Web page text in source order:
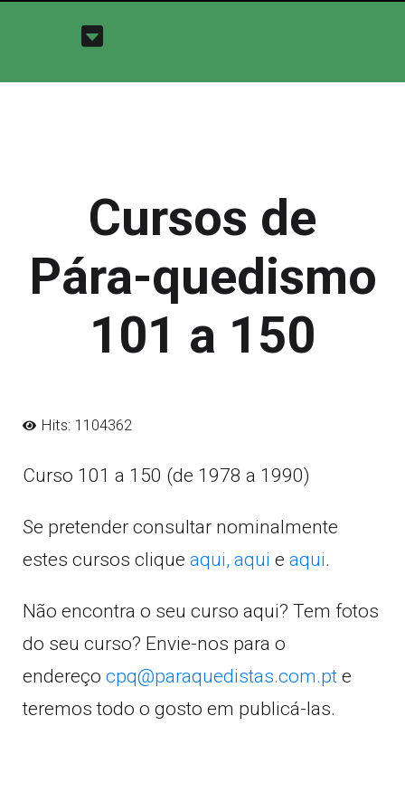
Cursos de
Pára-quedismo
101 a 150
Hits: 1104362
Curso 101 a 150 (de 1978 a 1990)
Se pretender consultar nominalmente
estes cursos clique aqui, aqui e aqui.
Não encontra o seu curso aqui? Tem fotos
do seu curso? Envie-nos para o
endereço cpq@paraquedistas.com.pt e
teremos todo o gosto em publicá-las.